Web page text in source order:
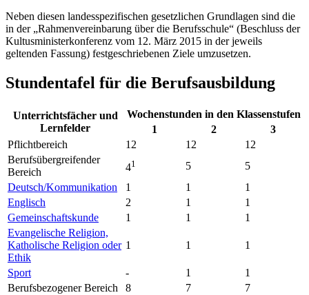
Neben diesen landesspezifischen gesetzlichen Grundlagen sind die
in der „Rahmenvereinbarung über die Berufsschule“ (Beschluss der
Kultusministerkonferenz vom 12. März 2015 in der jeweils
geltenden Fassung) festgeschriebenen Ziele umzusetzen.
Stundentafel für die Berufsausbildung
Unterrichtsfächer und
Lernfelder
Wochenstunden in den Klassenstufen
1
2
3
Pflichtbereich
12 12
12
Berufsübergreifender
Bereich
41 5
5
Deutsch/Kommunikation
1 1
1
Englisch
2 1
1
Gemeinschaftskunde
1 1
1
Evangelische Religion,
Katholische Religion oder
Ethik
1 1 1
Sport - 1
1
Berufsbezogener Bereich
8 7
7